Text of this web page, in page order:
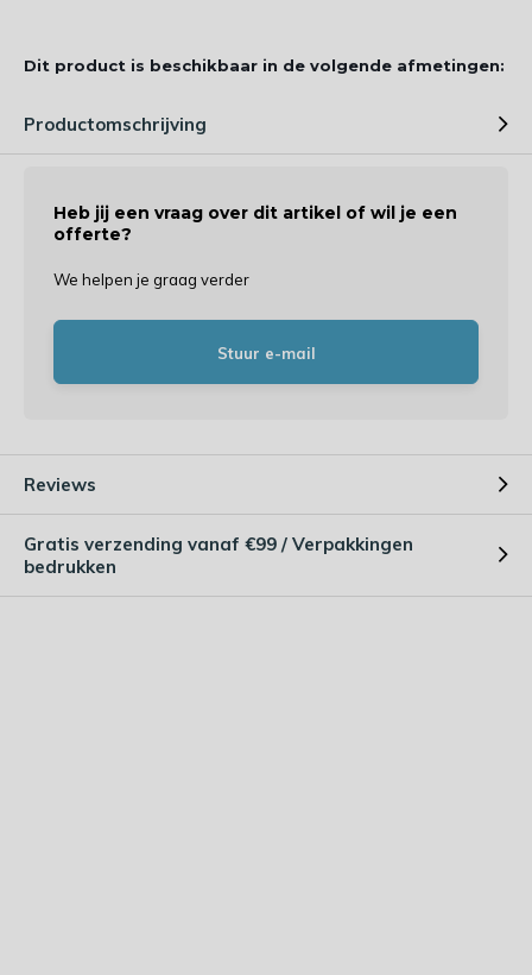
Dit product is beschikbaar in de volgende afmetingen:
Productomschrijving
Heb jij een vraag over dit artikel of wil je een
offerte?
We helpen je graag verder
Stuur e-mail
Reviews
Gratis verzending vanaf €99 / Verpakkingen
bedrukken